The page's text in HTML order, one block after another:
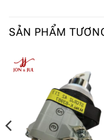
SẢN PHẨM